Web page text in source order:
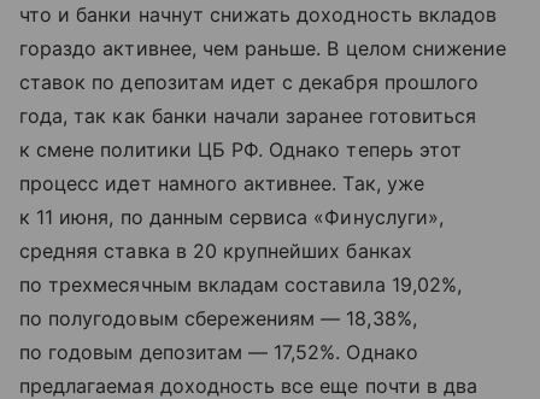
что и банки начнут снижать доходность вкладов
гораздо активнее, чем раньше. В целом снижение
ставок по депозитам идет с декабря прошлого
года, так как банки начали заранее готовиться
к смене политики ЦБ РФ. Однако теперь этот
процесс идет намного активнее. Так, уже
к 11 июня, по данным сервиса «Финуслуги»,
средняя ставка в 20 крупнейших банках
по трехмесячным вкладам составила 19,02%,
по полугодовым сбережениям — 18,38%,
по годовым депозитам — 17,52%. Однако
предлагаемая доходность все еще почти в два